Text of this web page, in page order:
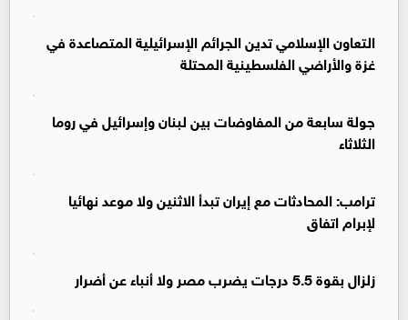
التعاون الإسلامي تدين الجرائم الإسرائيلية المتصاعدة في
غزة والأراضي الفلسطينية المحتلة
جولة سابعة من المفاوضات بين لبنان وإسرائيل في روما
الثلاثاء
ترامب: المحادثات مع إيران تبدأ الاثنين ولا موعد نهائيا
لإبرام اتفاق
زلزال بقوة 5.5 درجات يضرب مصر ولا أنباء عن أضرار